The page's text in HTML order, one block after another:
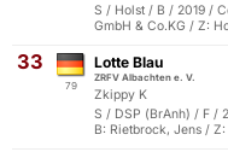
S / Holst / B / 2019 /
GmbH & Co.KG / Z:
33
79
Lotte Blau
ZRFV Albachten e. V.
Zkippy K
S / DSP (BrAnh) / F /
B: Rietbrock, Jens /